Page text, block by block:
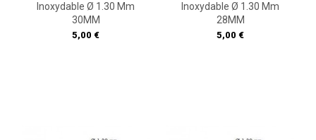
Inoxydable Ø 1.30 Mm
30MM
Prix
5,00 €
Inoxydable Ø 1.30 Mm
28MM
Prix
5,00 €